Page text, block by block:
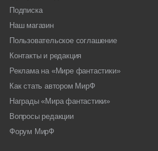
Подписка
Наш магазин
Пользовательское соглашение
Контакты и редакция
Реклама на «Мире фантастики»
Как стать автором МирФ
Награды «Мира фантастики»
Вопросы редакции
Форум МирФ